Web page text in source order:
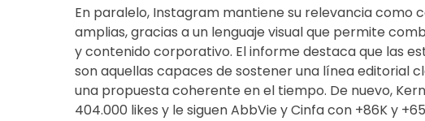
En paralelo, Instagram mantiene su relevancia como
amplias, gracias a un lenguaje visual que permite
y contenido corporativo. El informe destaca que las
son aquellas capaces de sostener una línea editorial
una propuesta coherente en el tiempo. De nuevo,
404.000 likes y le siguen AbbVie y Cinfa con +86K y